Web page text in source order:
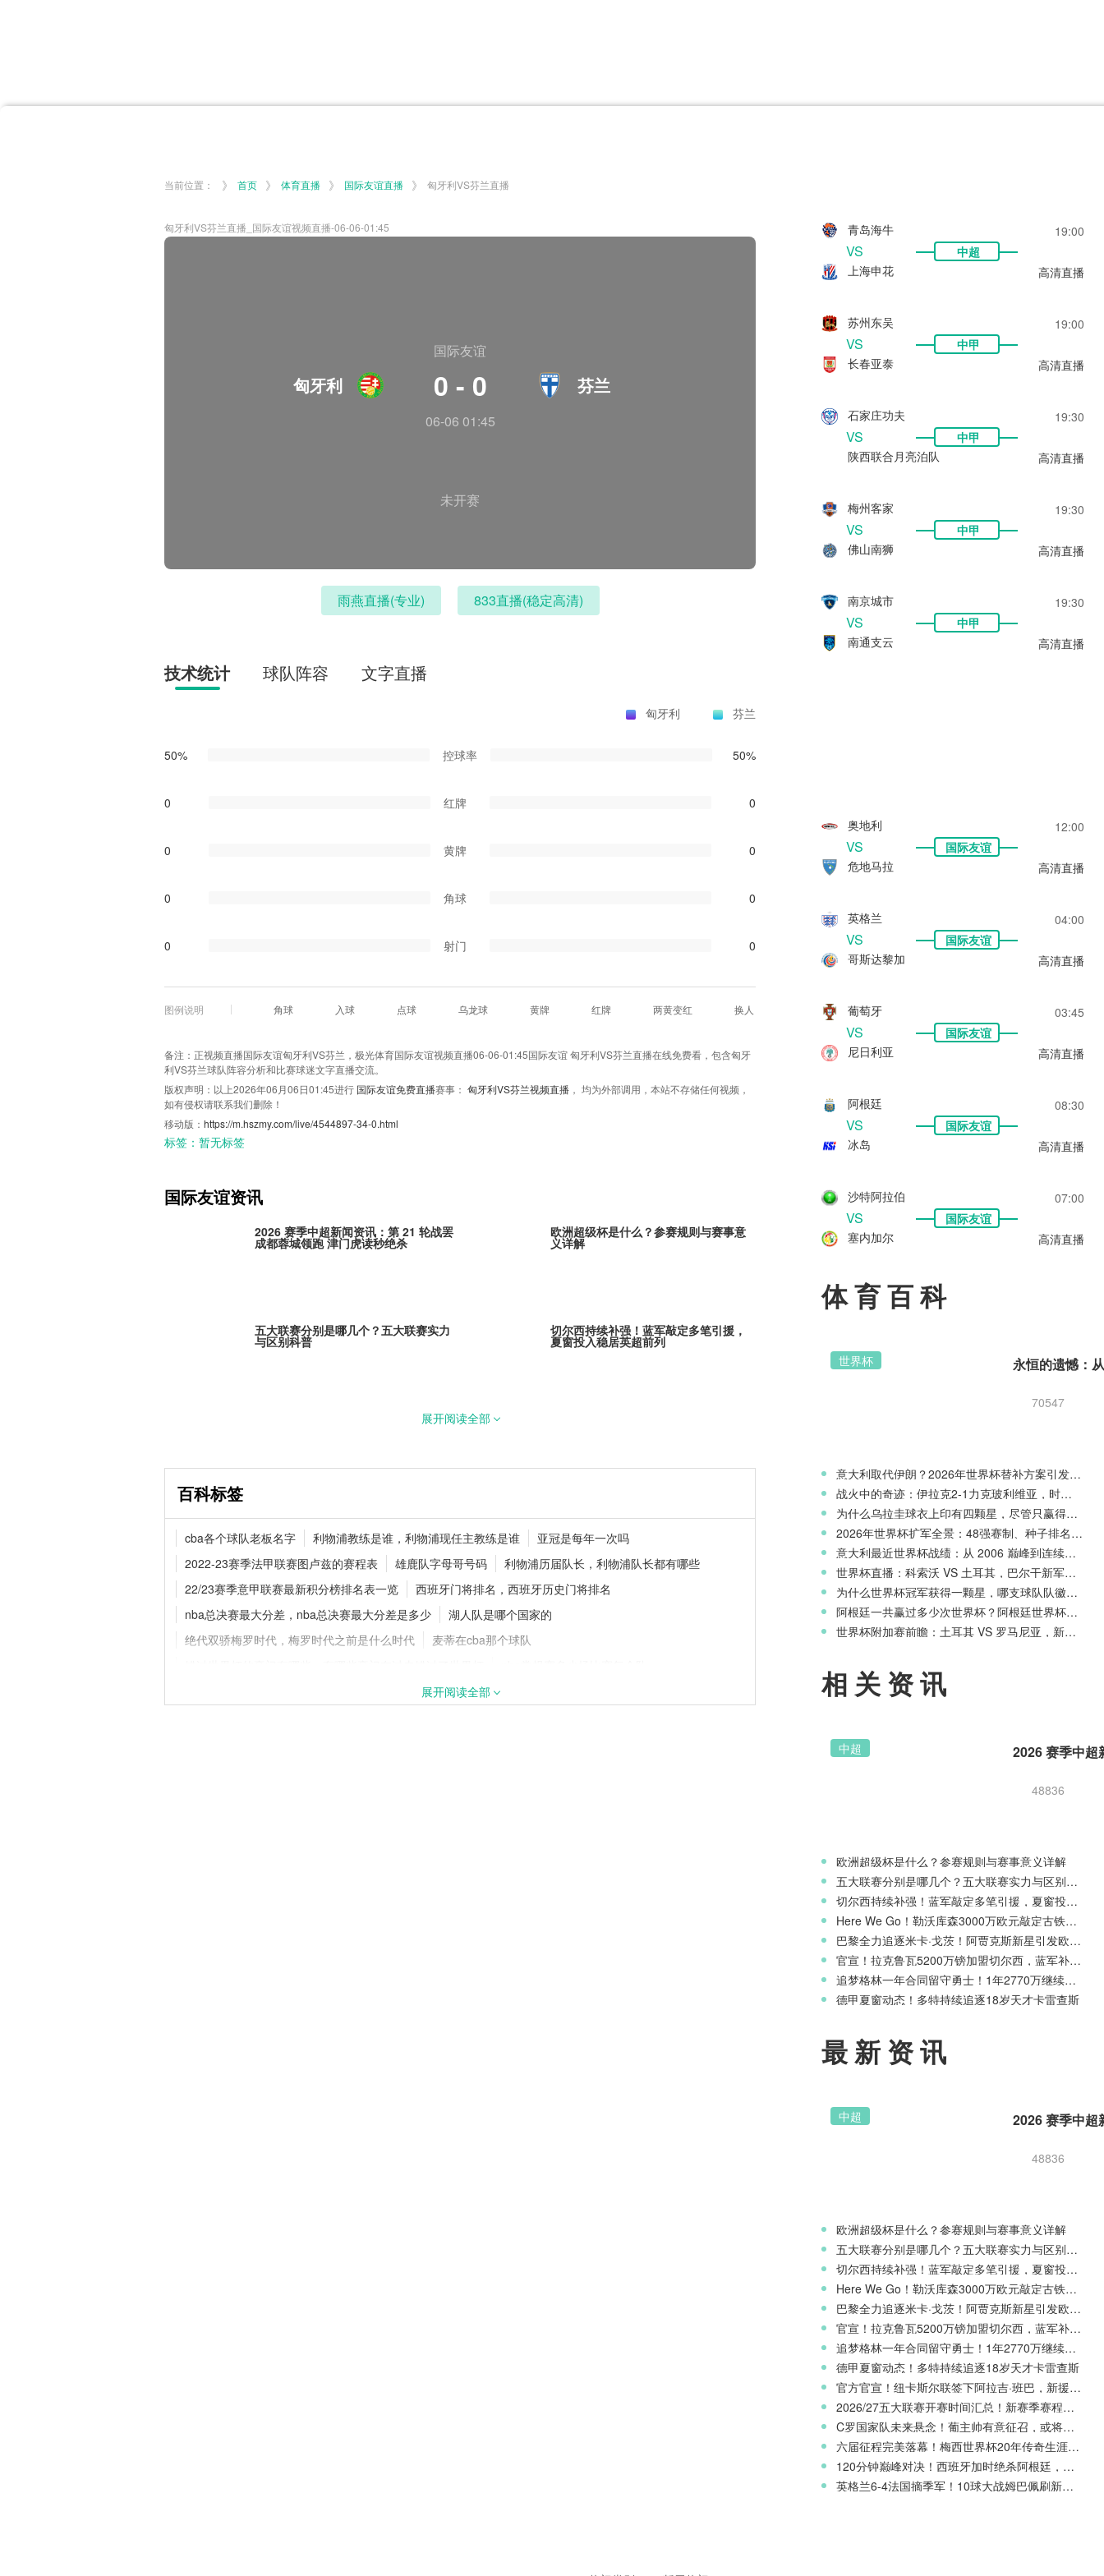
英超
德甲 西甲 法甲 美洲杯 韩K联 NBA 欧联杯 巴西甲
瑞典超
当前位置： 》 首页 》 体育直播 》 国际友谊直播 》 匈牙利VS芬兰直播
匈牙利VS芬兰直播_国际友谊视频直播-06-06-01:45
国际友谊
匈牙利 0 - 0 芬兰
06-06 01:45
未开赛
雨燕直播(专业) 833直播(稳定高清)
技术统计 球队阵容 文字直播
匈牙利 芬兰
50% 控球率 50%
0 红牌 0
0 黄牌 0
0 角球 0
0 射门 0
图例说明 角球 入球 点球 乌龙球 黄牌 红牌 两黄变红 换人
备注：正视频直播国际友谊匈牙利VS芬兰，极光体育国际友谊视频直播06-06-01:45国际友谊 匈牙利VS芬兰直播在线免费看，包含匈牙
利VS芬兰球队阵容分析和比赛球迷文字直播交流。
版权声明：以上2026年06月06日01:45进行 国际友谊免费直播赛事： 匈牙利VS芬兰视频直播 ， 均为外部调用，本站不存储任何视频，
如有侵权请联系我们删除！
移动版： https://m.hszmy.com/live/4544897-34-0.html
标签： 暂无标签
国际友谊资讯
2026 赛季中超新闻资讯：第 21 轮战罢
成都蓉城领跑 津门虎读秒绝杀
欧洲超级杯是什么？参赛规则与赛事意
义详解
五大联赛分别是哪几个？五大联赛实力
与区别科普
切尔西持续补强！蓝军敲定多笔引援，
夏窗投入稳居英超前列
Here We Go！勒沃库森3000万欧元敲
官宣！拉克鲁瓦5200万镑加盟切尔西，
蓝军补强后防线 继续搭档库里
德甲夏窗动态！多特持续追逐18岁天才
卡雷查斯
官方官宣！纽卡斯尔联签下阿拉吉·班
展开阅读全部
百科标签
cba各个球队老板名字 利物浦教练是谁，利物浦现任主教练是谁
亚冠是每年一次吗
2022-23赛季法甲联赛图卢兹的赛程表
雄鹿队字母哥号码
利物浦历届队长，利物浦队长都有哪些
22/23赛季意甲联赛最新积分榜排名表一览
西班牙门将排名，西班牙历史门将排名
nba总决赛最大分差，nba总决赛最大分差是多少
湖人队是哪个国家的
绝代双骄梅罗时代，梅罗时代之前是什么时代
麦蒂在cba那个球队
罗马新任主帅人选有谁?罗马新任主帅有哪些?
展开阅读全部
青岛海牛 19:00
VS
中超
上海申花
高清直播
苏州东吴 19:00
VS
中甲
长春亚泰
高清直播
石家庄功夫 19:30
VS
中甲
陕西联合月亮泊队
高清直播
梅州客家 19:30
VS
中甲
佛山南狮
高清直播
南京城市 19:30
VS
中甲
南通支云
高清直播
奥地利 12:00
VS
国际友谊
危地马拉
高清直播
英格兰 04:00
VS
国际友谊
哥斯达黎加
高清直播
葡萄牙 03:45
VS
国际友谊
尼日利亚
高清直播
阿根廷 08:30
VS
国际友谊
冰岛
高清直播
沙特阿拉伯 07:00
VS
国际友谊
塞内加尔
高清直播
体育百科
世界杯
70547
意大利取代伊朗？2026年世界杯替补方案引发争议
战火中的奇迹：伊拉克2-1力克玻利维亚，时隔40年重返世界杯舞台
为什么乌拉圭球衣上印有四颗星，尽管只赢得两次世界杯冠军？
2026年世界杯扩军全景：48强赛制、种子排名与淘汰赛新规则
意大利最近世界杯战绩：从 2006 巅峰到连续三届无缘正赛的沉沦
世界杯直播：科索沃 VS 土耳其，巴尔干新军迎战星月军团
为什么世界杯冠军获得一颗星，哪支球队队徽上星星最多？
阿根廷一共赢过多少次世界杯？阿根廷世界杯历史战绩一览
世界杯附加赛前瞻：土耳其 VS 罗马尼亚，新月之星主场冲击世界杯
相关资讯
中超
48836
欧洲超级杯是什么？参赛规则与赛事意义详解
五大联赛分别是哪几个？五大联赛实力与区别科普
切尔西持续补强！蓝军敲定多笔引援，夏窗投入稳居英超前列
Here We Go！勒沃库森3000万欧元敲定古铁雷斯，寻找格里马尔多继任者
巴黎全力追逐米卡·戈茨！阿贾克斯新星引发欧冠豪门争夺
官宣！拉克鲁瓦5200万镑加盟切尔西，蓝军补强后防线
追梦格林一年合同留守勇士！1年2770万继续搭档库里
德甲夏窗动态！多特持续追逐18岁天才卡雷查斯
最新资讯
中超
48836
欧洲超级杯是什么？参赛规则与赛事意义详解
五大联赛分别是哪几个？五大联赛实力与区别科普
切尔西持续补强！蓝军敲定多笔引援，夏窗投入稳居英超前列
Here We Go！勒沃库森3000万欧元敲定古铁雷斯，寻找格里马尔多继任者
巴黎全力追逐米卡·戈茨！阿贾克斯新星引发欧冠豪门争夺
官宣！拉克鲁瓦5200万镑加盟切尔西，蓝军补强后防线
追梦格林一年合同留守勇士！1年2770万继续搭档库里
德甲夏窗动态！多特持续追逐18岁天才卡雷查斯
官方官宣！纽卡斯尔联签下阿拉吉·班巴，新援身披8号战袍
2026/27五大联赛开赛时间汇总！新赛季赛程官宣
C罗国家队未来悬念！葡主帅有意征召，或将出战欧国联
六届征程完美落幕！梅西世界杯20年传奇生涯完整回顾
120分钟巅峰对决！西班牙加时绝杀阿根廷，斩获2026世界杯冠军
英格兰6-4法国摘季军！10球大战姆巴佩刷新世界杯纪录